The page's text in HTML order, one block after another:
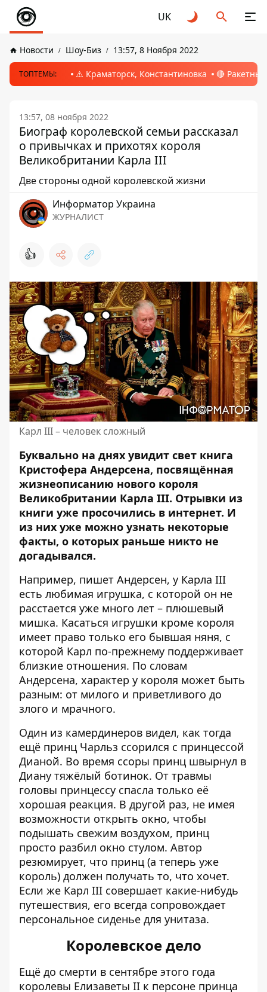
UK
Новости Шоу-Биз 13:57, 8 Ноября 2022
ТОПТЕМЫ: ⚠️ Краматорск, Константиновка 🔴
13:57, 08 ноября 2022
Биограф королевской семьи рассказал
о привычках и прихотях короля
Великобритании Карла III
Две стороны одной королевской жизни
Информатор Украина
ЖУРНАЛИСТ
👍
Карл III – человек сложный
Буквально на днях увидит свет книга
Кристофера Андерсена, посвящённая
жизнеописанию нового короля
Великобритании Карла III. Отрывки из
книги уже просочились в интернет. И
из них уже можно узнать некоторые
факты, о которых раньше никто не
догадывался.
Например, пишет Андерсен, у Карла III
есть любимая игрушка, с которой он не
расстается уже много лет – плюшевый
мишка. Касаться игрушки кроме короля
имеет право только его бывшая няня, с
которой Карл по-прежнему поддерживает
близкие отношения. По словам
Андерсена, характер у короля может быть
разным: от милого и приветливого до
злого и мрачного.
Один из камердинеров видел, как тогда
ещё принц Чарльз ссорился с принцессой
Дианой. Во время ссоры принц швырнул в
Диану тяжёлый ботинок. От травмы
головы принцессу спасла только её
хорошая реакция. В другой раз, не имея
возможности открыть окно, чтобы
подышать свежим воздухом, принц
просто разбил окно стулом. Автор
резюмирует, что принц (а теперь уже
король) должен получать то, что хочет.
Если же Карл III совершает какие-нибудь
путешествия, его всегда сопровождает
персональное сиденье для унитаза.
Королевское дело
Ещё до смерти в сентябре этого года
королевы Елизаветы II к персоне принца